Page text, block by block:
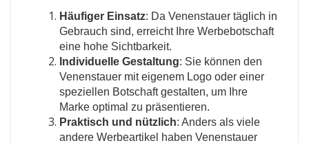
Häufiger Einsatz: Da Venenstauer täglich in
Gebrauch sind, erreicht Ihre Werbebotschaft
eine hohe Sichtbarkeit.
Individuelle Gestaltung: Sie können den
Venenstauer mit eigenem Logo oder einer
speziellen Botschaft gestalten, um Ihre
Marke optimal zu präsentieren.
Praktisch und nützlich: Anders als viele
andere Werbeartikel haben Venenstauer